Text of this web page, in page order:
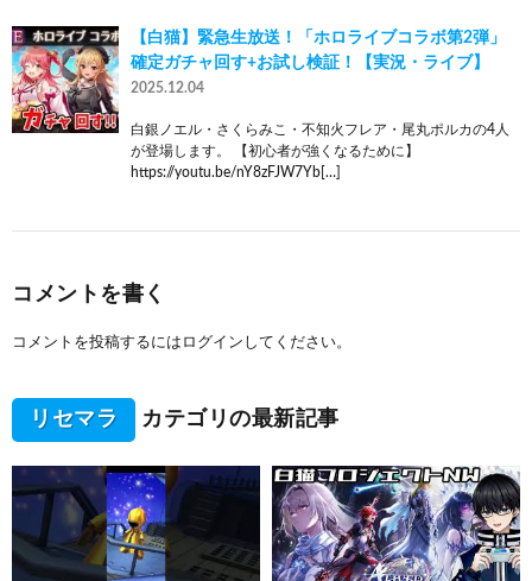
【白猫】緊急生放送！「ホロライブコラボ第2弾」
確定ガチャ回す+お試し検証！【実況・ライブ】
2025.12.04
白銀ノエル・さくらみこ・不知火フレア・尾丸ポルカの4人
が登場します。 【初心者が強くなるために】
https://youtu.be/nY8zFJW7Yb[…]
コメントを書く
コメントを投稿するには ログイン してください。
リセマラ カテゴリの最新記事